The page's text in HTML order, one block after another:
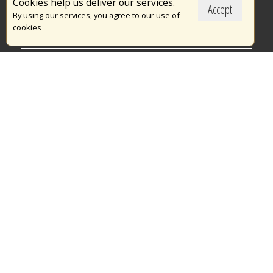
Accept
Cookies help us deliver our services.
By using our services, you agree to our use of
cookies
Το Πυροσβεστικό Σώμα